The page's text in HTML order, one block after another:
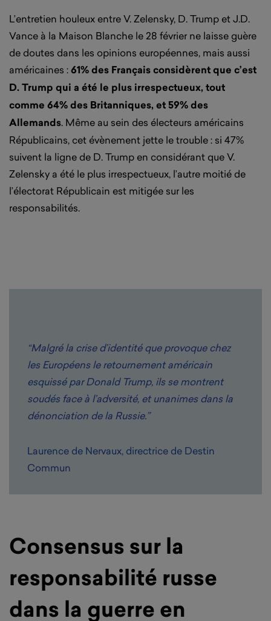
L’entretien houleux entre V. Zelensky, D. Trump et J.D.
Vance à la Maison Blanche le 28 février ne laisse guère
de doutes dans les opinions européennes, mais aussi
américaines :61% des Français considèrent que c’est
D. Trump qui a été le plus irrespectueux, tout
comme 64% des Britanniques, et 59% des
Allemands. Même au sein des électeurs américains
Républicains, cet évènement jette le trouble : si 47%
suivent la ligne de D. Trump en considérant que V.
Zelensky a été le plus irrespectueux, l’autre moitié de
l’électorat Républicain est mitigée sur les
responsabilités.
“Malgré la crise d’identité que provoque chez
les Européens le retournement américain
esquissé par Donald Trump, ils se montrent
soudés face à l’adversité, et unanimes dans la
dénonciation de la Russie.”
Laurence de Nervaux, directrice de Destin
Commun
Consensus sur la
responsabilité russe
dans la guerre en